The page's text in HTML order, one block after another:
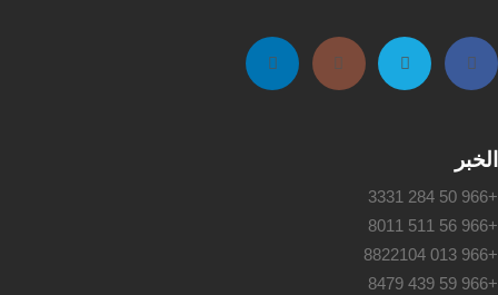
الخبر
+966 50 284 3331
+966 56 511 8011
+966 013 8822104
+966 59 439 8479